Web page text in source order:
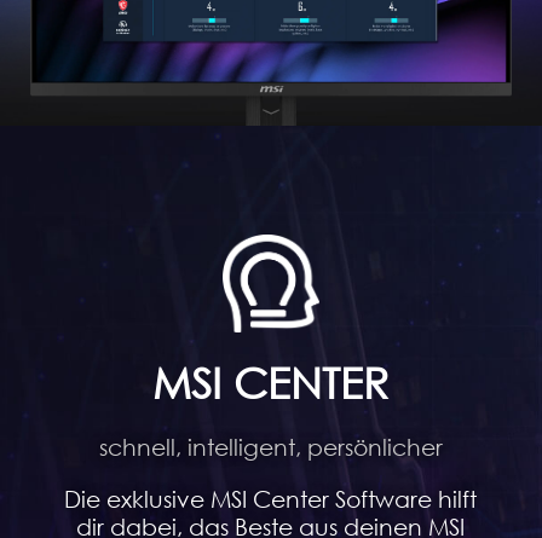
MSI CENTER
schnell, intelligent, persönlicher
Die exklusive MSI Center Software hilft
dir dabei, das Beste aus deinen MSI